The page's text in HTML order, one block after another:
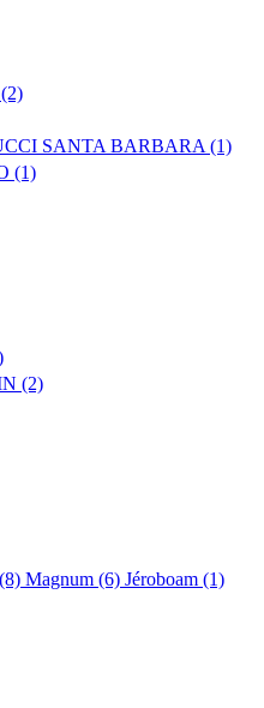
(2)
SANTA BARBARA (1)
(1)
(2)
Magnum (6) Jéroboam (1)